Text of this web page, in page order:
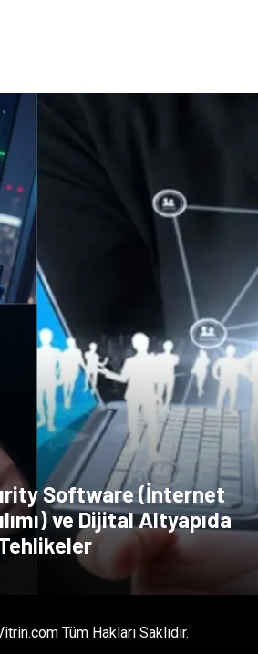
Kiralama Servisleri
Tarım & Hayvancılık
Spor Malzemeleri
Software (İnternet
ve Dijital Altyapıda
Tüm Hakları Saklıdır.